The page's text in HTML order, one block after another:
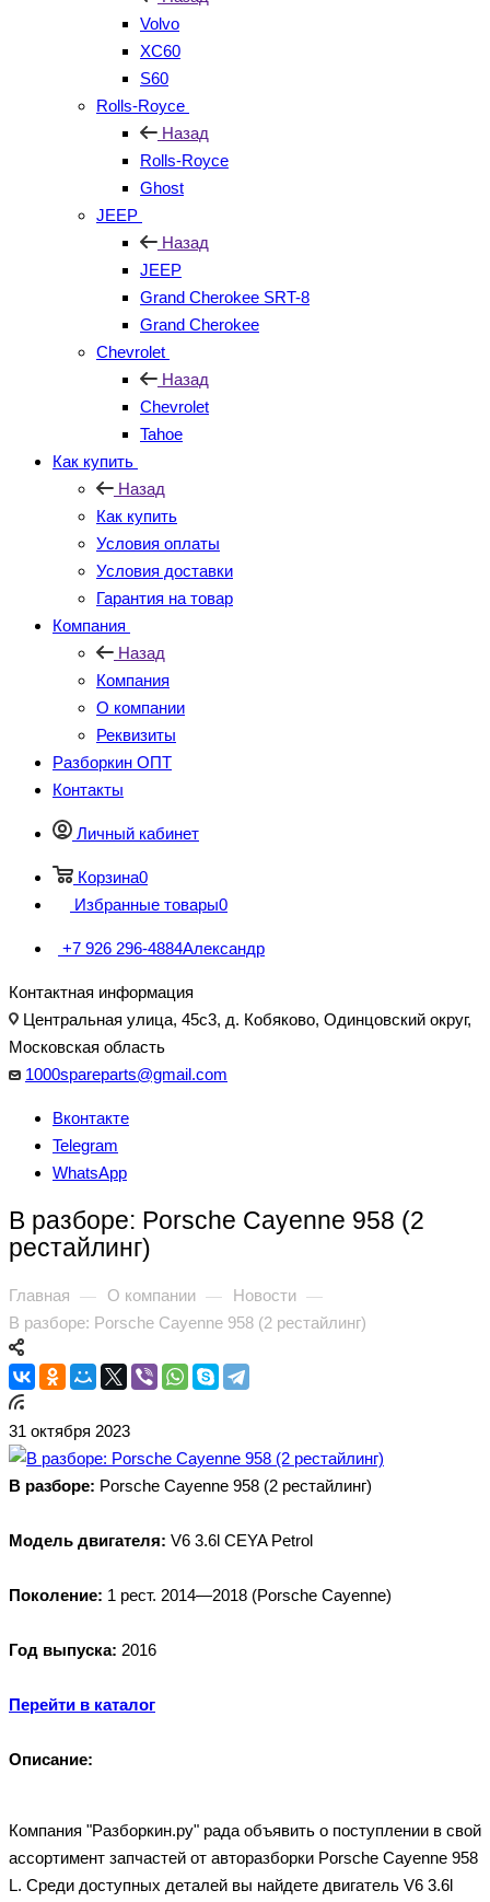
Volvo
XC60
S60
Rolls-Royce
Назад
Rolls-Royce
Ghost
JEEP
Назад
JEEP
Grand Cherokee SRT-8
Grand Cherokee
Chevrolet
Назад
Chevrolet
Tahoe
Как купить
Назад
Как купить
Условия оплаты
Условия доставки
Гарантия на товар
Компания
Назад
Компания
О компании
Реквизиты
Разборкин ОПТ
Контакты
Личный кабинет
Корзина0
Избранные товары0
+7 926 296-4884Александр
Контактная информация
Центральная улица, 45с3, д. Кобяково, Одинцовский округ,
Московская область
1000spareparts@gmail.com
Вконтакте
Telegram
WhatsApp
В разборе: Porsche Cayenne 958 (2
рестайлинг)
Главная — О компании — Новости —
В разборе: Porsche Cayenne 958 (2 рестайлинг)
31 октября 2023
В разборе: Porsche Cayenne 958 (2 рестайлинг)
Модель двигателя: V6 3.6l CEYA Petrol
Поколение: 1 рест. 2014—2018 (Porsche Cayenne)
Год выпуска: 2016
Перейти в каталог
Описание:
Компания "Разборкин.ру" рада объявить о поступлении в свой
ассортимент запчастей от авторазборки Porsche Cayenne 958
L. Среди доступных деталей вы найдете двигатель V6 3.6l